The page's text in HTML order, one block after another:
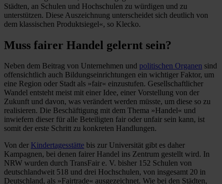
Städten, an Schulen und Hochschulen zu würdigen und zu
unterstützen. Diese Auszeichnung unterscheidet sich deutlich von
dem klassischen Produktsiegel«, so Klecko.
Muss fairer Handel gelernt sein?
Neben dem Beitrag von Unternehmen und politischen Organen sind
offensichtlich auch Bildungseinrichtungen ein wichtiger Faktor, um
eine Region oder Stadt als »fair« einzustufen. Gesellschaftlicher
Wandel entsteht meist mit einer Idee, einer Vorstellung von der
Zukunft und davon, was verändert werden müsste, um diese so zu
realisieren. Die Beschäftigung mit dem Thema »Handel« und
inwiefern dieser für alle Beteiligten fair oder unfair sein kann, ist
somit der erste Schritt zu konkreten Handlungen.
Von der Kindertagesstätte bis zur Universität gibt es daher
Kampagnen, bei denen fairer Handel ins Zentrum gestellt wird. In
NRW wurden durch TransFair e. V. bisher 152 Schulen von
deutschlandweit 518 und drei Hochschulen, von insgesamt 20 in
Deutschland, als »Fairtrade« ausgezeichnet. Wie bei den Städten,